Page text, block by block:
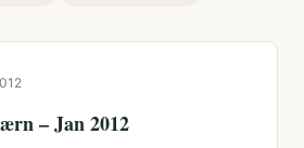
– Jan 2012